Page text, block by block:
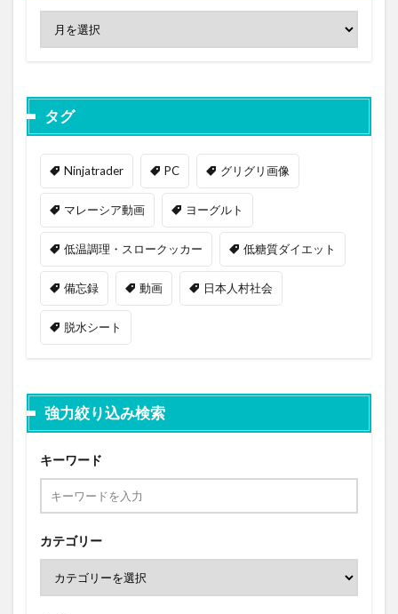
タグ
Ninjatrader PC グリグリ画像
マレーシア動画 ヨーグルト
低温調理・スロークッカー 低糖質ダイエット
備忘録 動画 日本人村社会
脱水シート
強力絞り込み検索
キーワード
カテゴリー